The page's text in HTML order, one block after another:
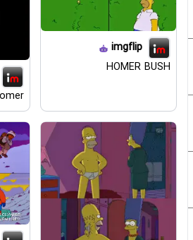
imgflip
HOMER BUSH